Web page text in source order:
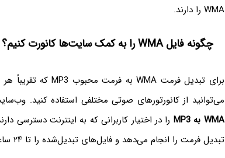
WMA را دارند.
چگونه فایل WMA را به کمک سایت‌ها کانورت کنیم؟
برای تبدیل فرمت WMA‌ به فرمت محبوب MP3 که تقریباً هر ابزار
می‌توانید از کانورتورهای صوتی مختلفی استفاده کنید.
WMA‌ به MP3
را در اختیار کاربرانی که به اینترنت دسترسی
تبدیل فرمت را انجام می‌دهد و فایل‌های تبدیل‌شده را تا ۲۴ ساعت آینده نگهداری کرده و سپس حذف می‌کند.